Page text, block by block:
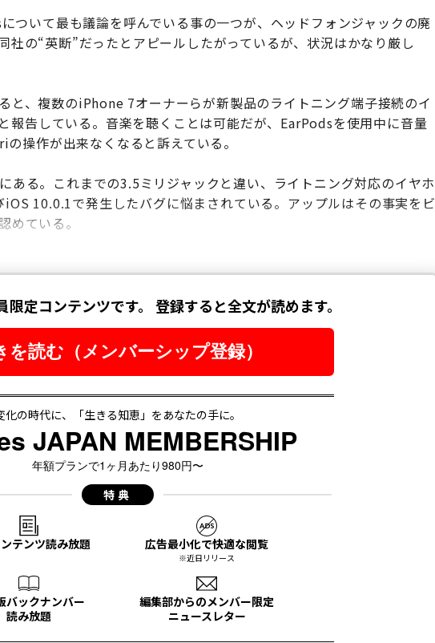
ついて最も議論を呼んでいる事の一つが、ヘッドフォンジャックの廃
社の“英断”だったとアピールしたがっているが、状況はかなり厳し
と、複数のiPhone 7オーナーらが新製品のライトニング端子接続のイ
報告している。音楽を聴くことは可能だが、EarPodsを使用中に音量
操作が出来なくなると訴えている。
ある。これまでの3.5ミリジャックと違い、ライトニング対応のイヤホ
10.0.1で発生したバグに悩まされている。アップルはその事実をビ
めている。